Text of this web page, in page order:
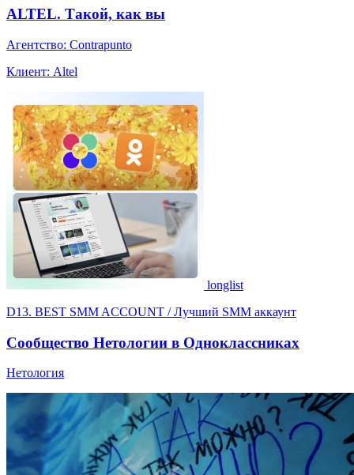
ALTEL. Такой, как вы
Агентство: Contrapunto
Клиент: Altel
longlist
D13. BEST SMM ACCOUNT / Лучший SMM аккаунт
Сообщество Нетологии в Одноклассниках
Нетология